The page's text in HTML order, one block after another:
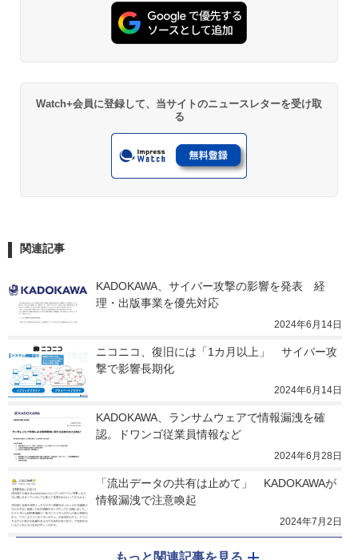
Watch+会員に登録して、当サイトのニュースレターを受け取
る
関連記事
KADOKAWA、サイバー攻撃の影響を発表　経
理・出版事業を優先対応
2024年6月14日
ニコニコ、復旧には「1カ月以上」　サイバー攻
撃で影響長期化
2024年6月14日
KADOKAWA、ランサムウェアで情報漏洩を確
認。ドワンゴ従業員情報など
2024年6月28日
「流出データの共有は止めて」　KADOKAWAが
情報漏洩で注意喚起
2024年7月2日
もっと関連記事を見る